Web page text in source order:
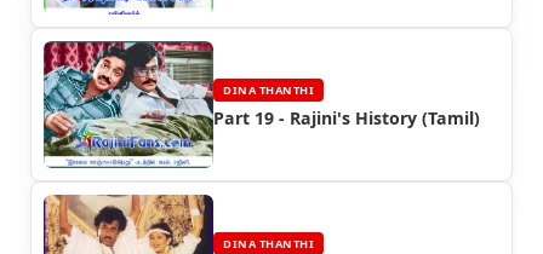
DINA THANTHI
Part 19 - Rajini's History (Tamil)
DINA THANTHI